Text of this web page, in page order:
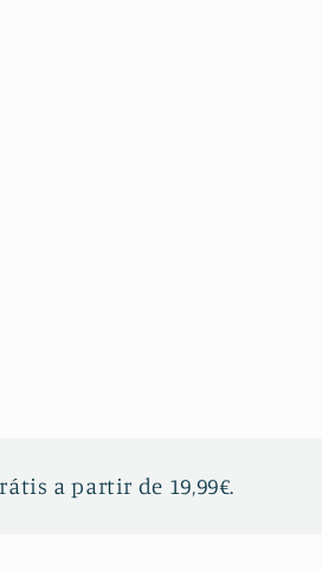
a partir de 19,99€.